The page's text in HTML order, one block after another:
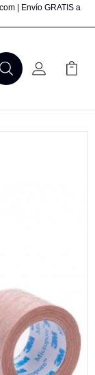
| Envío GRATIS a
BuscarMi Cuenta
Mi